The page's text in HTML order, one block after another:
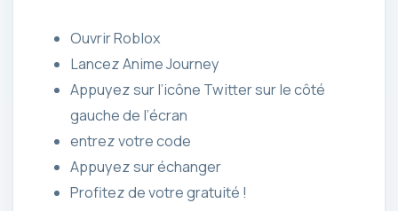
Ouvrir Roblox
Lancez Anime Journey
Appuyez sur l’icône Twitter sur le côté
gauche de l’écran
entrez votre code
Appuyez sur échanger
Profitez de votre gratuité !